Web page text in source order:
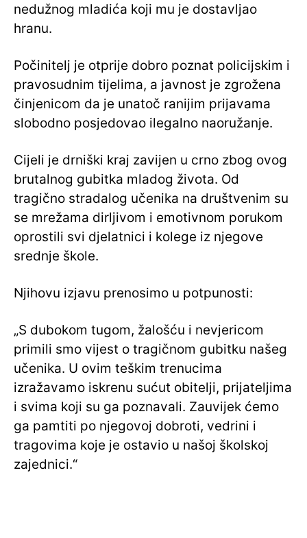
nedužnog mladića koji mu je dostavljao
hranu.
Počinitelj je otprije dobro poznat policijskim i
pravosudnim tijelima, a javnost je zgrožena
činjenicom da je unatoč ranijim prijavama
slobodno posjedovao ilegalno naoružanje.
Cijeli je drniški kraj zavijen u crno zbog ovog
brutalnog gubitka mladog života. Od
tragično stradalog učenika na društvenim su
se mrežama dirljivom i emotivnom porukom
oprostili svi djelatnici i kolege iz njegove
srednje škole.
Njihovu izjavu prenosimo u potpunosti:
„S dubokom tugom, žalošću i nevjericom
primili smo vijest o tragičnom gubitku našeg
učenika. U ovim teškim trenucima
izražavamo iskrenu sućut obitelji, prijateljima
i svima koji su ga poznavali. Zauvijek ćemo
ga pamtiti po njegovoj dobroti, vedrini i
tragovima koje je ostavio u našoj školskoj
zajednici.“